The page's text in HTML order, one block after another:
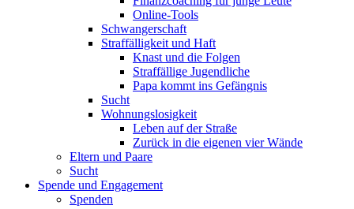
Online-Tools
Schwangerschaft
Straffälligkeit und Haft
Knast und die Folgen
Straffällige Jugendliche
Papa kommt ins Gefängnis
Sucht
Wohnungslosigkeit
Leben auf der Straße
Zurück in die eigenen vier Wände
Eltern und Paare
Sucht
Spende und Engagement
Spenden